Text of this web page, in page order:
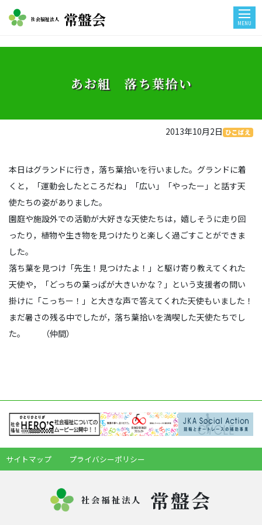
社会福祉法人 常盤会 MENU
あお組 落ち葉拾い
2013年10月2日 ひこばえ
本日はグランドに行き，落ち葉拾いを行いました。グランドに着
くと，「運動会したところだね」「広い」「やったー」と話す天
使たちの姿がありました。
園庭や施設外での活動が大好きな天使たちは，嬉しそうに走り回
ったり，植物や生き物を見つけたりと楽しく過ごすことができま
した。
落ち葉を見つけ「先生！見つけたよ！」と駆け寄り教えてくれた
天使や，「どっちの葉っぱが大きいかな？」という支援者の問い
掛けに「こっちー！」と大きな声で答えてくれた天使もいました！
まだ暑さの残る中でしたが，落ち葉拾いを満喫した天使たちでし
た。 （仲間）
サイトマップ プライバシーポリシー
社会福祉法人 常盤会